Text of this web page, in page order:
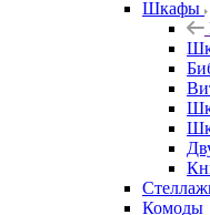
Шкафы
Комоды